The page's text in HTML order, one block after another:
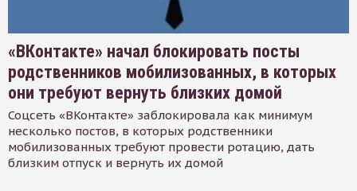
«ВКонтакте» начал блокировать посты
родственников мобилизованных, в которых
они требуют вернуть близких домой
Соцсеть «ВКонтакте» заблокировала как минимум
несколько постов, в которых родственники
мобилизованных требуют провести ротацию, дать
близким отпуск и вернуть их домой